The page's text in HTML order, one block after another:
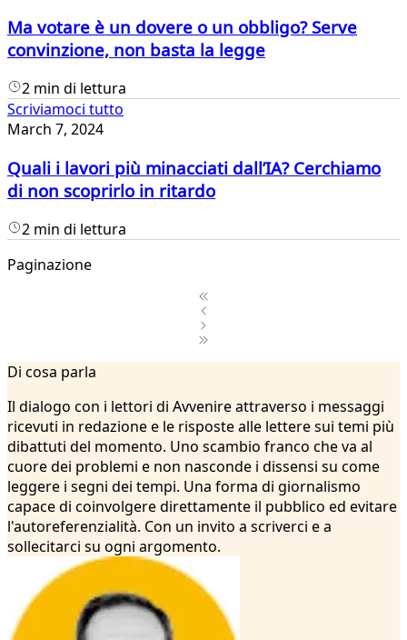
Ma votare è un dovere o un obbligo? Serve
convinzione, non basta la legge
2 min di lettura
Scriviamoci tutto
March 7, 2024
Quali i lavori più minacciati dall’IA? Cerchiamo
di non scoprirlo in ritardo
2 min di lettura
Paginazione
2
...
Di cosa parla
Il dialogo con i lettori di Avvenire attraverso i messaggi
ricevuti in redazione e le risposte alle lettere sui temi più
dibattuti del momento. Uno scambio franco che va al
cuore dei problemi e non nasconde i dissensi su come
leggere i segni dei tempi. Una forma di giornalismo
capace di coinvolgere direttamente il pubblico ed evitare
l'autoreferenzialità. Con un invito a scriverci e a
sollecitarci su ogni argomento.